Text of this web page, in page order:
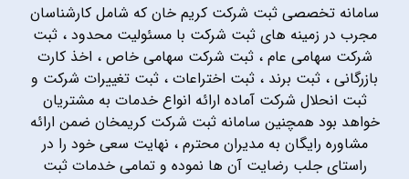
سامانه تخصصی ثبت شرکت کریم خان که شامل کارشناسان
مجرب در زمینه های ثبت شرکت با مسئولیت محدود ، ثبت
شرکت سهامی عام ، ثبت شرکت سهامی خاص ، اخذ کارت
بازرگانی ، ثبت برند ، ثبت اختراعات ، ثبت تغییرات شرکت و
ثبت انحلال شرکت آماده ارائه انواع خدمات به مشتریان
خواهد بود همچنین سامانه ثبت شرکت کریمخان ضمن ارائه
مشاوره رایگان به مدیران محترم ، نهایت سعی خود را در
راستای جلب رضایت آن ها نموده و تمامی خدمات ثبت